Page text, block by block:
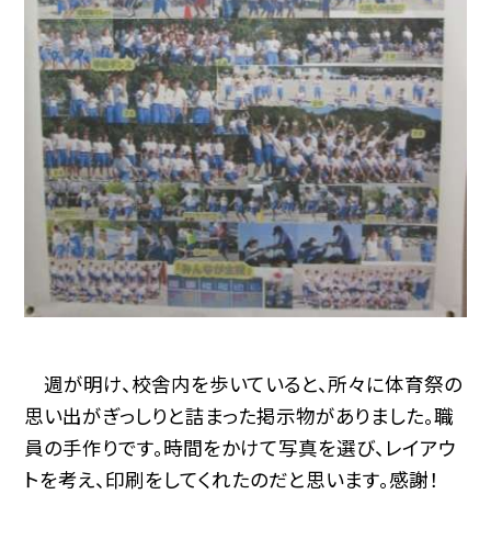
週が明け、校舎内を歩いていると、所々に体育祭の
思い出がぎっしりと詰まった掲示物がありました。職
員の手作りです。時間をかけて写真を選び、レイアウ
トを考え、印刷をしてくれたのだと思います。感謝！